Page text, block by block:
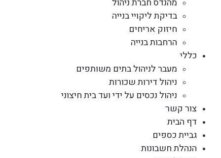
מהנדס חברת ניהול
בדיקת ליקויי בנייה
חיזוק אריחים
הרחבות בנייה
כללי
מעבר לניהול בתים משותפים
ניהול דירות שכורות
ניהול נכסים על ידי ועד בית חיצוני
צור קשר
דף הבית
גביית כספים
הנהלת חשבונות